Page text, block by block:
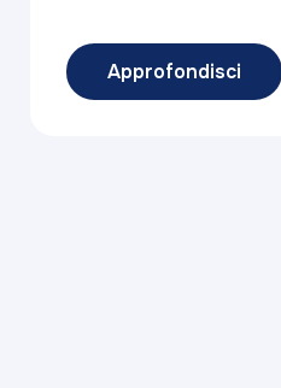
Approfondisci